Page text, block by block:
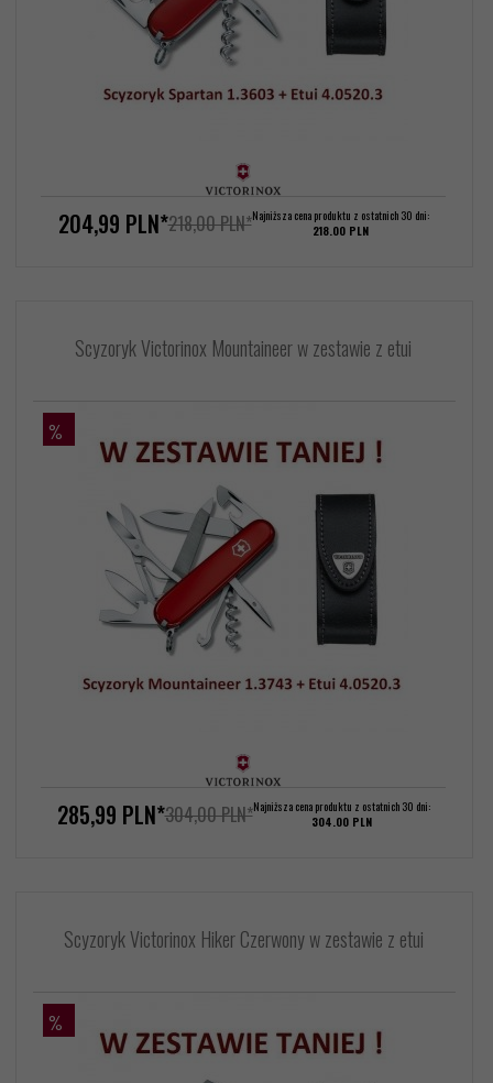
204,99 PLN*218,00 PLN*Najniższa cena produktu z ostatnich 30 dni:
218.00 PLN
Scyzoryk Victorinox Mountaineer w zestawie z etui
%
285,99 PLN*304,00 PLN*Najniższa cena produktu z ostatnich 30 dni:
304.00 PLN
Scyzoryk Victorinox Hiker Czerwony w zestawie z etui
%